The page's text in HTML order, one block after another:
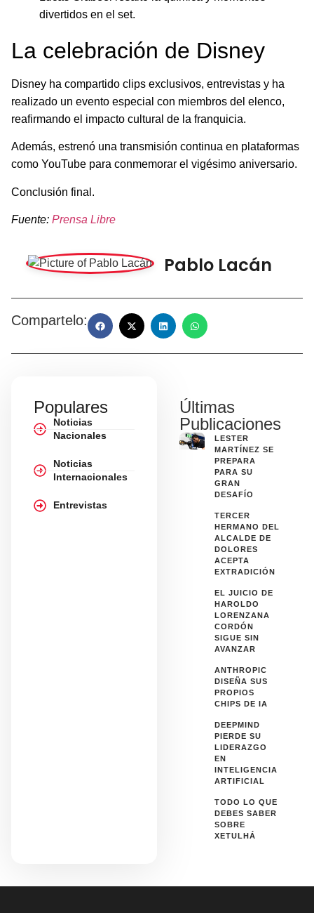
divertidos en el set.
La celebración de Disney
Disney ha compartido clips exclusivos, entrevistas y ha
realizado un evento especial con miembros del elenco,
reafirmando el impacto cultural de la franquicia.
Además, estrenó una transmisión continua en plataformas
como YouTube para conmemorar el vigésimo aniversario.
Conclusión final.
Fuente: Prensa Libre
Pablo Lacán
Compartelo:
Populares
Noticias
Nacionales
Noticias
Internacionales
Entrevistas
Últimas
Publicaciones
LESTER
MARTÍNEZ SE
PREPARA
PARA SU
GRAN
DESAFÍO
TERCER
HERMANO DEL
ALCALDE DE
DOLORES
ACEPTA
EXTRADICIÓN
EL JUICIO DE
HAROLDO
LORENZANA
CORDÓN
SIGUE SIN
AVANZAR
ANTHROPIC
DISEÑA SUS
PROPIOS
CHIPS DE IA
DEEPMIND
PIERDE SU
LIDERAZGO
EN
INTELIGENCIA
ARTIFICIAL
TODO LO QUE
DEBES SABER
SOBRE
XETULHÁ